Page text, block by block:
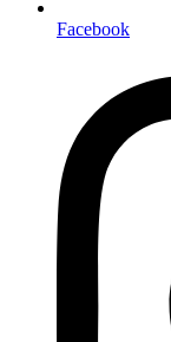
Facebook